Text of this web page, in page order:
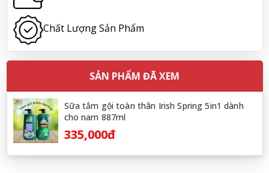
Hoàng Nhật Nam đã mua sản phẩm Sữa tắm Pigeon Baby
Soap dạng túi 400ml Nhật Bản
07/08/2026
Soap dạng túi 400ml Nhật Bản
07/08/2026
Chất Lượng Sản Phẩm
SẢN PHẨM ĐÃ XEM
Sữa tắm gội toàn thân Irish Spring 5in1 dành
cho nam 887ml
335,000đ